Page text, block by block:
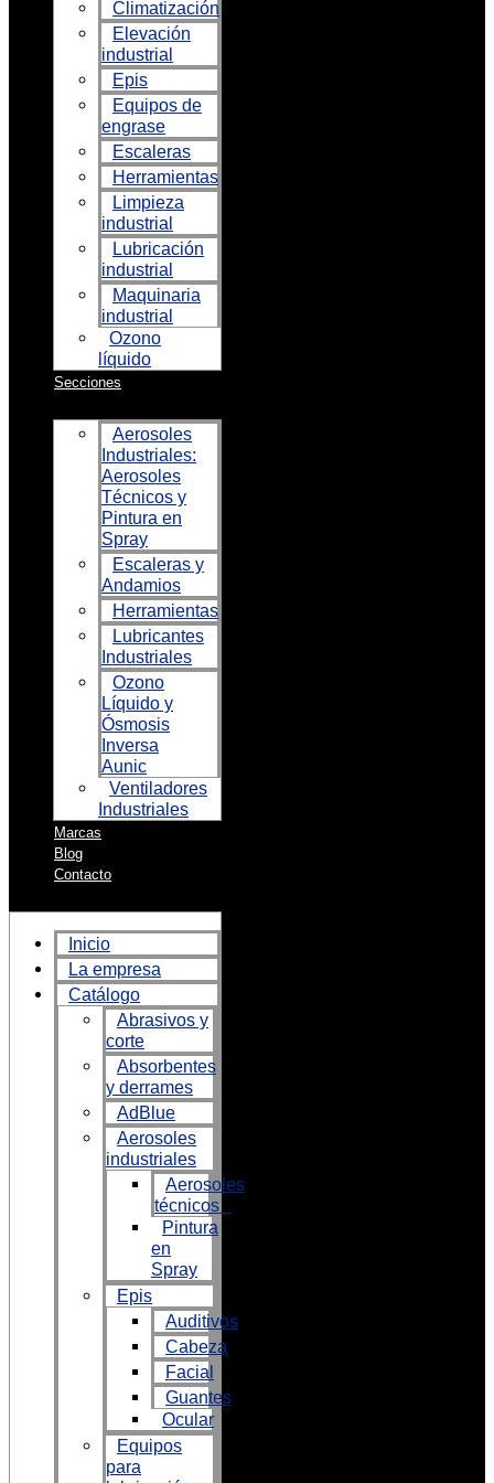
Climatización
Elevación
industrial
Epis
Equipos de
engrase
Escaleras
Herramientas
Limpieza
industrial
Lubricación
industrial
Maquinaria
industrial
Ozono
líquido
Secciones
Aerosoles
Industriales:
Aerosoles
Técnicos y
Pintura en
Spray
Escaleras y
Andamios
Herramientas
Lubricantes
Industriales
Ozono
Líquido y
Ósmosis
Inversa
Aunic
Ventiladores
Industriales
Marcas
Blog
Contacto
Inicio
La empresa
Catálogo
Abrasivos y
corte
Absorbentes
y derrames
AdBlue
Aerosoles
industriales
Aerosoles
técnicos
Pintura
en
Spray
Epis
Auditivos
Cabeza
Facial
Guantes
Ocular
Equipos
para